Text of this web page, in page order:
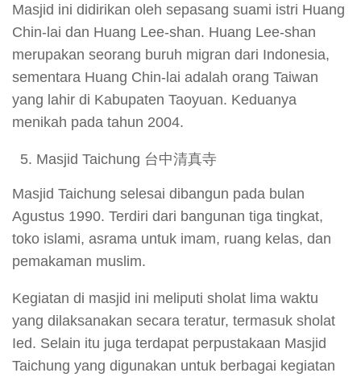
Masjid ini didirikan oleh sepasang suami istri Huang
Chin-lai dan Huang Lee-shan. Huang Lee-shan
merupakan seorang buruh migran dari Indonesia,
sementara Huang Chin-lai adalah orang Taiwan
yang lahir di Kabupaten Taoyuan. Keduanya
menikah pada tahun 2004.
Masjid Taichung 台中清真寺
Masjid Taichung selesai dibangun pada bulan
Agustus 1990. Terdiri dari bangunan tiga tingkat,
toko islami, asrama untuk imam, ruang kelas, dan
pemakaman muslim.
Kegiatan di masjid ini meliputi sholat lima waktu
yang dilaksanakan secara teratur, termasuk sholat
Ied. Selain itu juga terdapat perpustakaan Masjid
Taichung yang digunakan untuk berbagai kegiatan